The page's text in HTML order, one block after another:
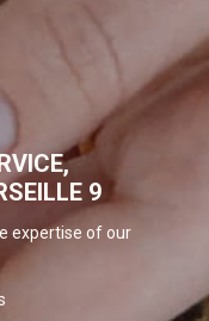
9
expertise of our